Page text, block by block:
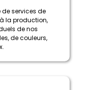
services de
la production,
de nos
de couleurs,